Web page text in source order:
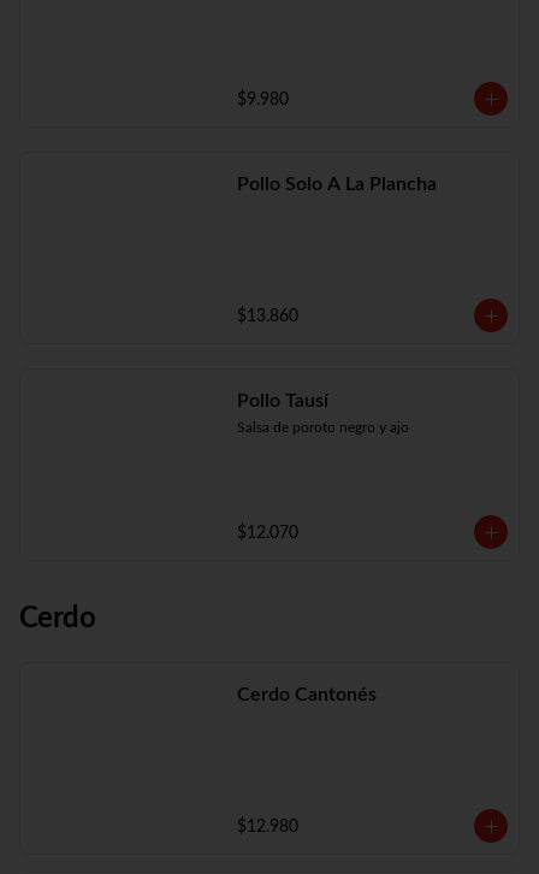
$9.980
Pollo Solo A La Plancha
$13.860
Pollo Tausí
Salsa de poroto negro y ajo
$12.070
Cerdo
Cerdo Cantonés
$12.980